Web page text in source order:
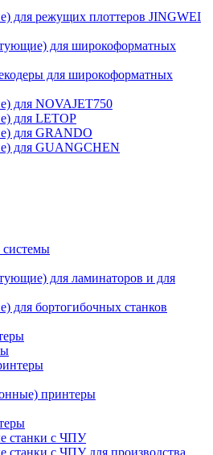
для режущих плоттеров JINGWEI
для широкоформатных
для широкоформатных
для NOVAJET750
для LETOP
для GRANDO
для GUANGCHEN
системы
для ламинаторов и для
для бортогибочных станков
принтеры
станки с ЧПУ
станки с ЧПУ для производства